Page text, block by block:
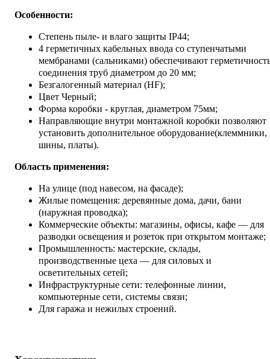
Особенности:
Степень пыле- и влаго защиты IP44;
4 герметичных кабельных ввода со ступенчатыми
мембранами (сальниками) обеспечивают
соединения труб диаметром до 20 мм;
Безгалогенный материал (HF);
Цвет Черный;
Форма коробки - круглая, диаметром 75мм;
Направляющие внутри монтажной коробки позволяют
установить дополнительное оборудование(клеммники,
шины, платы).
Область применения:
На улице (под навесом, на фасаде);
Жилые помещения: деревянные дома, дачи, бани
(наружная проводка);
Коммерческие объекты: магазины, офисы, кафе — для
разводки освещения и розеток при открытом монтаже;
Промышленность: мастерские, склады,
производственные цеха — для силовых и
осветительных сетей;
Инфраструктурные сети: телефонные линии,
компьютерные сети, системы связи;
Для гаража и нежилых строений.